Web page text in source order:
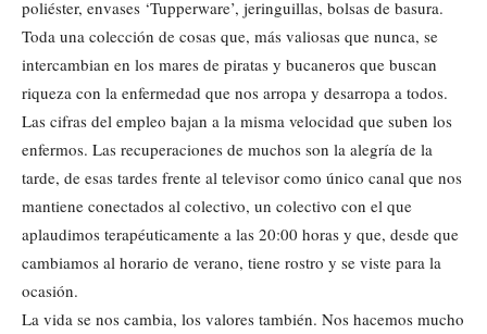
poliéster, envases ‘Tupperware’, jeringuillas, bolsas de basura.
Toda una colección de cosas que, más valiosas que nunca, se
intercambian en los mares de piratas y bucaneros que buscan
riqueza con la enfermedad que nos arropa y desarropa a todos.
Las cifras del empleo bajan a la misma velocidad que suben los
enfermos. Las recuperaciones de muchos son la alegría de la
tarde, de esas tardes frente al televisor como único canal que nos
mantiene conectados al colectivo, un colectivo con el que
aplaudimos terapéuticamente a las 20:00 horas y que, desde que
cambiamos al horario de verano, tiene rostro y se viste para la
ocasión.
La vida se nos cambia, los valores también. Nos hacemos mucho